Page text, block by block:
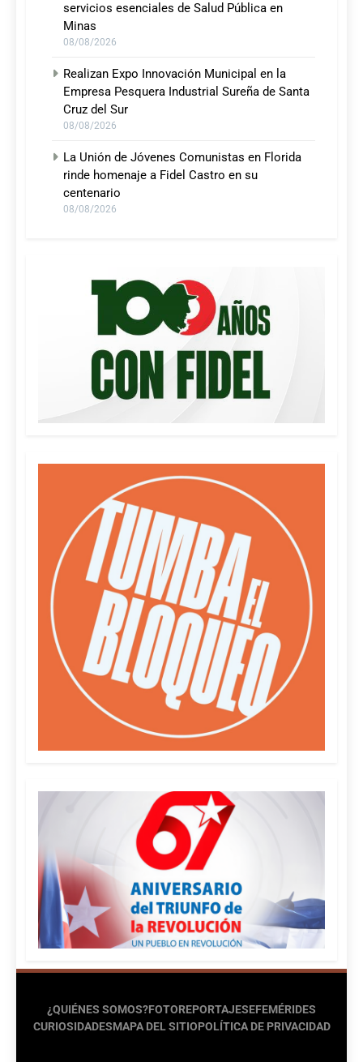
servicios esenciales de Salud Pública en
Minas
08/08/2026
Realizan Expo Innovación Municipal en la
Empresa Pesquera Industrial Sureña de Santa
Cruz del Sur
08/08/2026
La Unión de Jóvenes Comunistas en Florida
rinde homenaje a Fidel Castro en su
centenario
08/08/2026
¿QUIÉNES SOMOS?FOTOREPORTAJESEFEMÉRIDES
CURIOSIDADESMAPA DEL SITIOPOLÍTICA DE PRIVACIDAD